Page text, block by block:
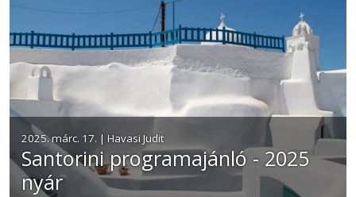
2025. márc. 17. | Havasi Judit
Santorini programajánló - 2025
nyár